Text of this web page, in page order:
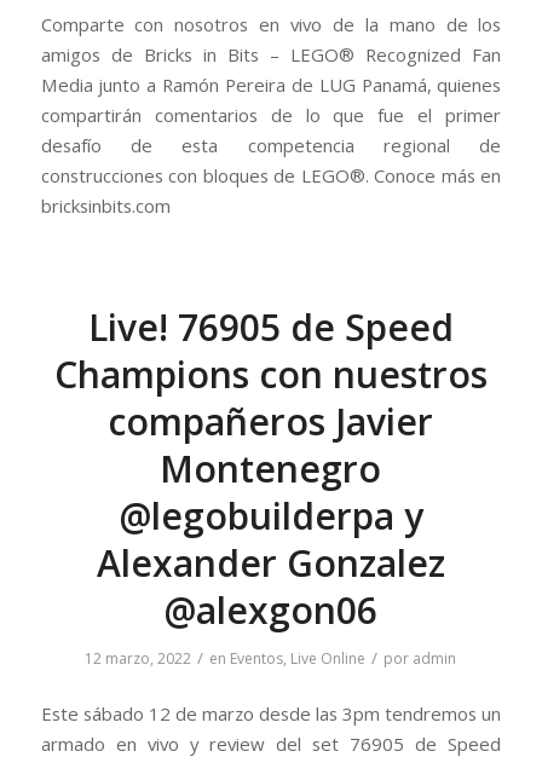
Comparte con nosotros en vivo de la mano de los
amigos de Bricks in Bits – LEGO® Recognized Fan
Media junto a Ramón Pereira de LUG Panamá, quienes
compartirán comentarios de lo que fue el primer
desafío de esta competencia regional de
construcciones con bloques de LEGO®. Conoce más en
bricksinbits.com
Live! 76905 de Speed
Champions con nuestros
compañeros Javier
Montenegro
@legobuilderpa y
Alexander Gonzalez
@alexgon06
12 marzo, 2022 / en Eventos, Live Online / por admin
Este sábado 12 de marzo desde las 3pm tendremos un
armado en vivo y review del set 76905 de Speed